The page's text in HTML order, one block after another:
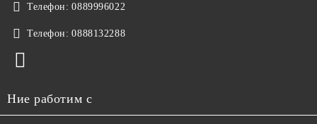
Телефон: 0889996022
Телефон: 0888132288
Ние работим с